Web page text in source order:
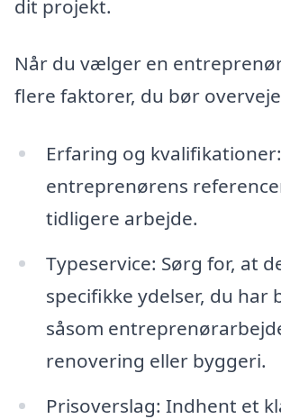
dit projekt.
Når du vælger en
flere faktorer, du bør
Erfaring og
entreprenørens
tidligere arbejde.
Typeservice: Sørg for, at
specifikke ydelser, du har
såsom
renovering eller byggeri.
Prisoverslag: Indhent et